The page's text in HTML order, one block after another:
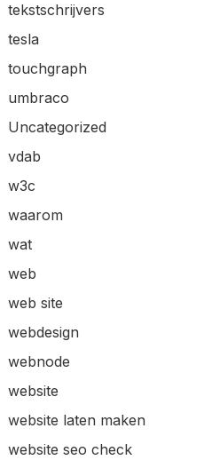
tekstschrijvers
tesla
touchgraph
umbraco
Uncategorized
vdab
w3c
waarom
wat
web
web site
webdesign
webnode
website
website laten maken
website seo check